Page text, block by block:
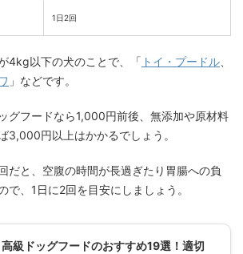
1日2回
4kg以下の犬のことで、「 トイ・プードル
」などです。
グフードなら1,000円前後、無添加や原材料
3,000円以上はかかるでしょう。
だと、空腹の時間が長過ぎたり胃腸への負
で、1日に2回を目安にしましょう。
高級ドッグフードのおすすめ19選！適切